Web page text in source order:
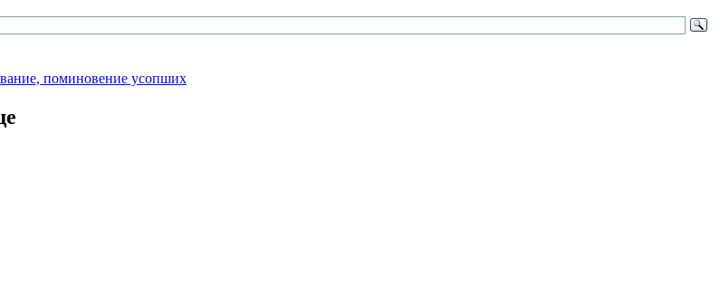
поминовение усопших